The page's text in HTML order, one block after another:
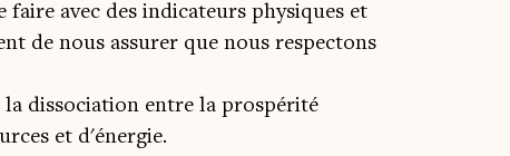
avec des indicateurs physiques et
de nous assurer que nous respectons
la dissociation entre la prospérité
et d'énergie.